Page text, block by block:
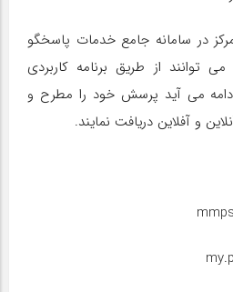
در سامانه جامع خدمات پاسخگو
توانند از طریق برنامه کاربردی
می آید پرسش خود را مطرح و
و آفلاین دریافت نمایند.